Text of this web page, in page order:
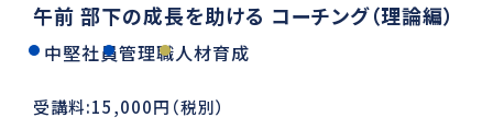
午前 部下の成長を助ける コーチング（理論編）
中堅社員管理職人材育成
受講料:15,000円（税別）